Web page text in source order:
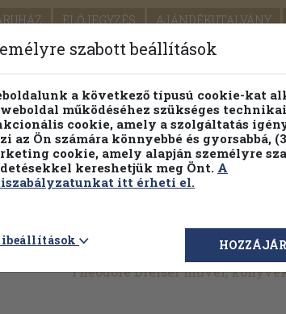
ELŐJEGYZÉS AJÁNDÉKUTALVÁNY
PILLANATNYI ÁRAINK FENNTARTHATÓ
Részletes kereső Témaköri fa
Theodore Dreiser művei,
szabott beállítások
a következő típusú cookie-kat
működéséhez szükséges
cookie, amely a szolgáltatás
az Ön számára könnyebbé és gyorsabbá,
cookie, amely alapján személyre
kereshetjük meg Önt. A
itt érheti el.